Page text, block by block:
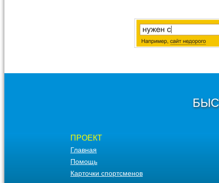
ПРОЕКТ
Главная
Помощь
Карточки спортсменов